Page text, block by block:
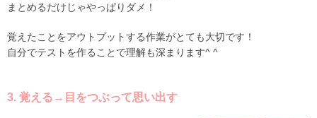
まとめるだけじゃやっぱりダメ！
覚えたことをアウトプットする作業がとても大切です！
自分でテストを作ることで理解も深まります^ ^
3. 覚える→目をつぶって思い出す